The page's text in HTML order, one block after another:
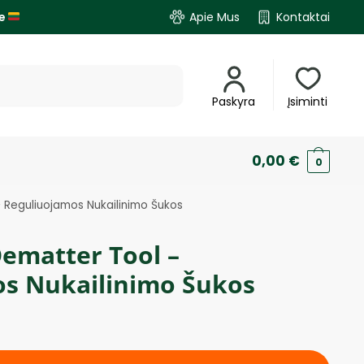
Apie Mus Kontaktai
Paskyra Įsiminti
0,00 € 0
Nukailinimo Šukos
Tool –
Nukailinimo Šukos